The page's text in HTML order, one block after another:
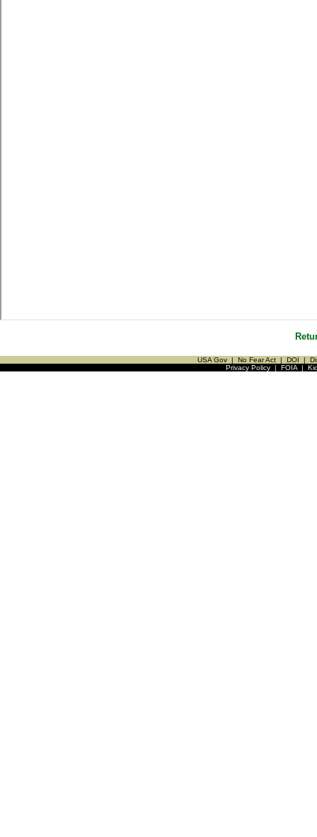
USA Gov | No Fear Act | DOI |
Privacy Policy| FOIA|